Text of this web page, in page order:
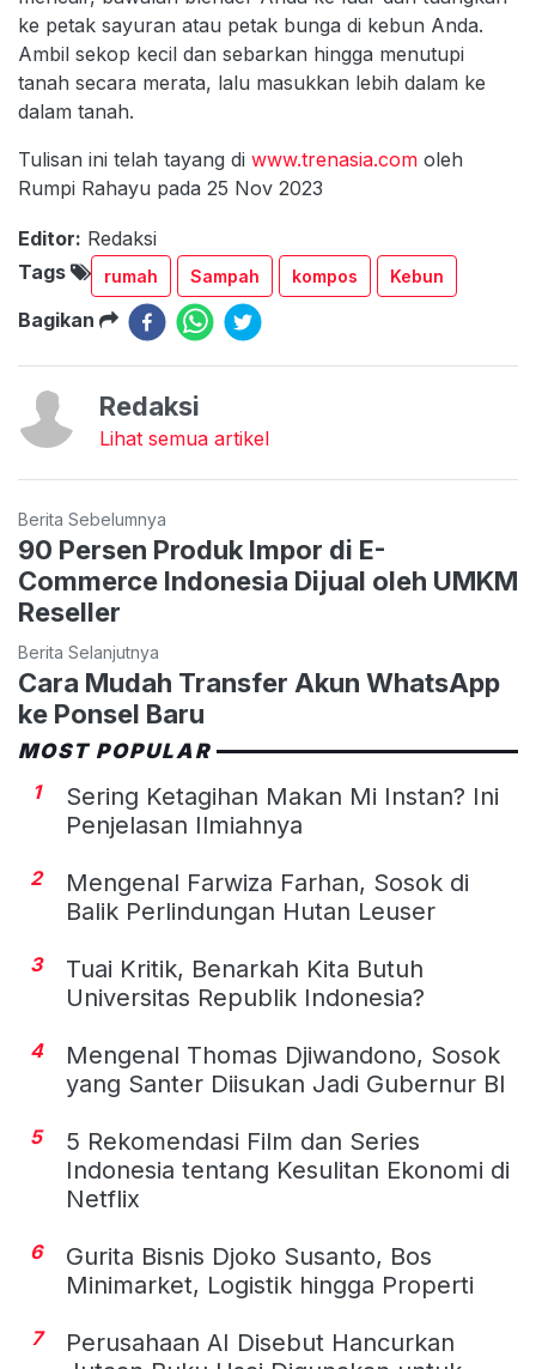
ke petak sayuran atau petak bunga di kebun Anda.
Ambil sekop kecil dan sebarkan hingga menutupi
tanah secara merata, lalu masukkan lebih dalam ke
dalam tanah.
Tulisan ini telah tayang di www.trenasia.com oleh
Rumpi Rahayu pada 25 Nov 2023
Editor: Redaksi
Tags
rumah Sampah kompos Kebun
Bagikan
Redaksi
Lihat semua artikel
Berita Sebelumnya
90 Persen Produk Impor di E-
Commerce Indonesia Dijual oleh UMKM
Reseller
Berita Selanjutnya
Cara Mudah Transfer Akun WhatsApp
ke Ponsel Baru
MOST POPULAR
1
Sering Ketagihan Makan Mi Instan? Ini
Penjelasan Ilmiahnya
2
Mengenal Farwiza Farhan, Sosok di
Balik Perlindungan Hutan Leuser
3
Tuai Kritik, Benarkah Kita Butuh
Universitas Republik Indonesia?
4
Mengenal Thomas Djiwandono, Sosok
yang Santer Diisukan Jadi Gubernur BI
5
5 Rekomendasi Film dan Series
Indonesia tentang Kesulitan Ekonomi di
Netflix
6
Gurita Bisnis Djoko Susanto, Bos
Minimarket, Logistik hingga Properti
7
Perusahaan AI Disebut Hancurkan